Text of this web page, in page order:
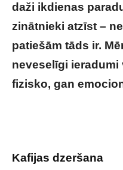
daži ikdienas
zinātnieki atzīst –
patiešām tāds ir.
neveselīgi ieradumi
fizisko, gan
Kafijas dzeršana